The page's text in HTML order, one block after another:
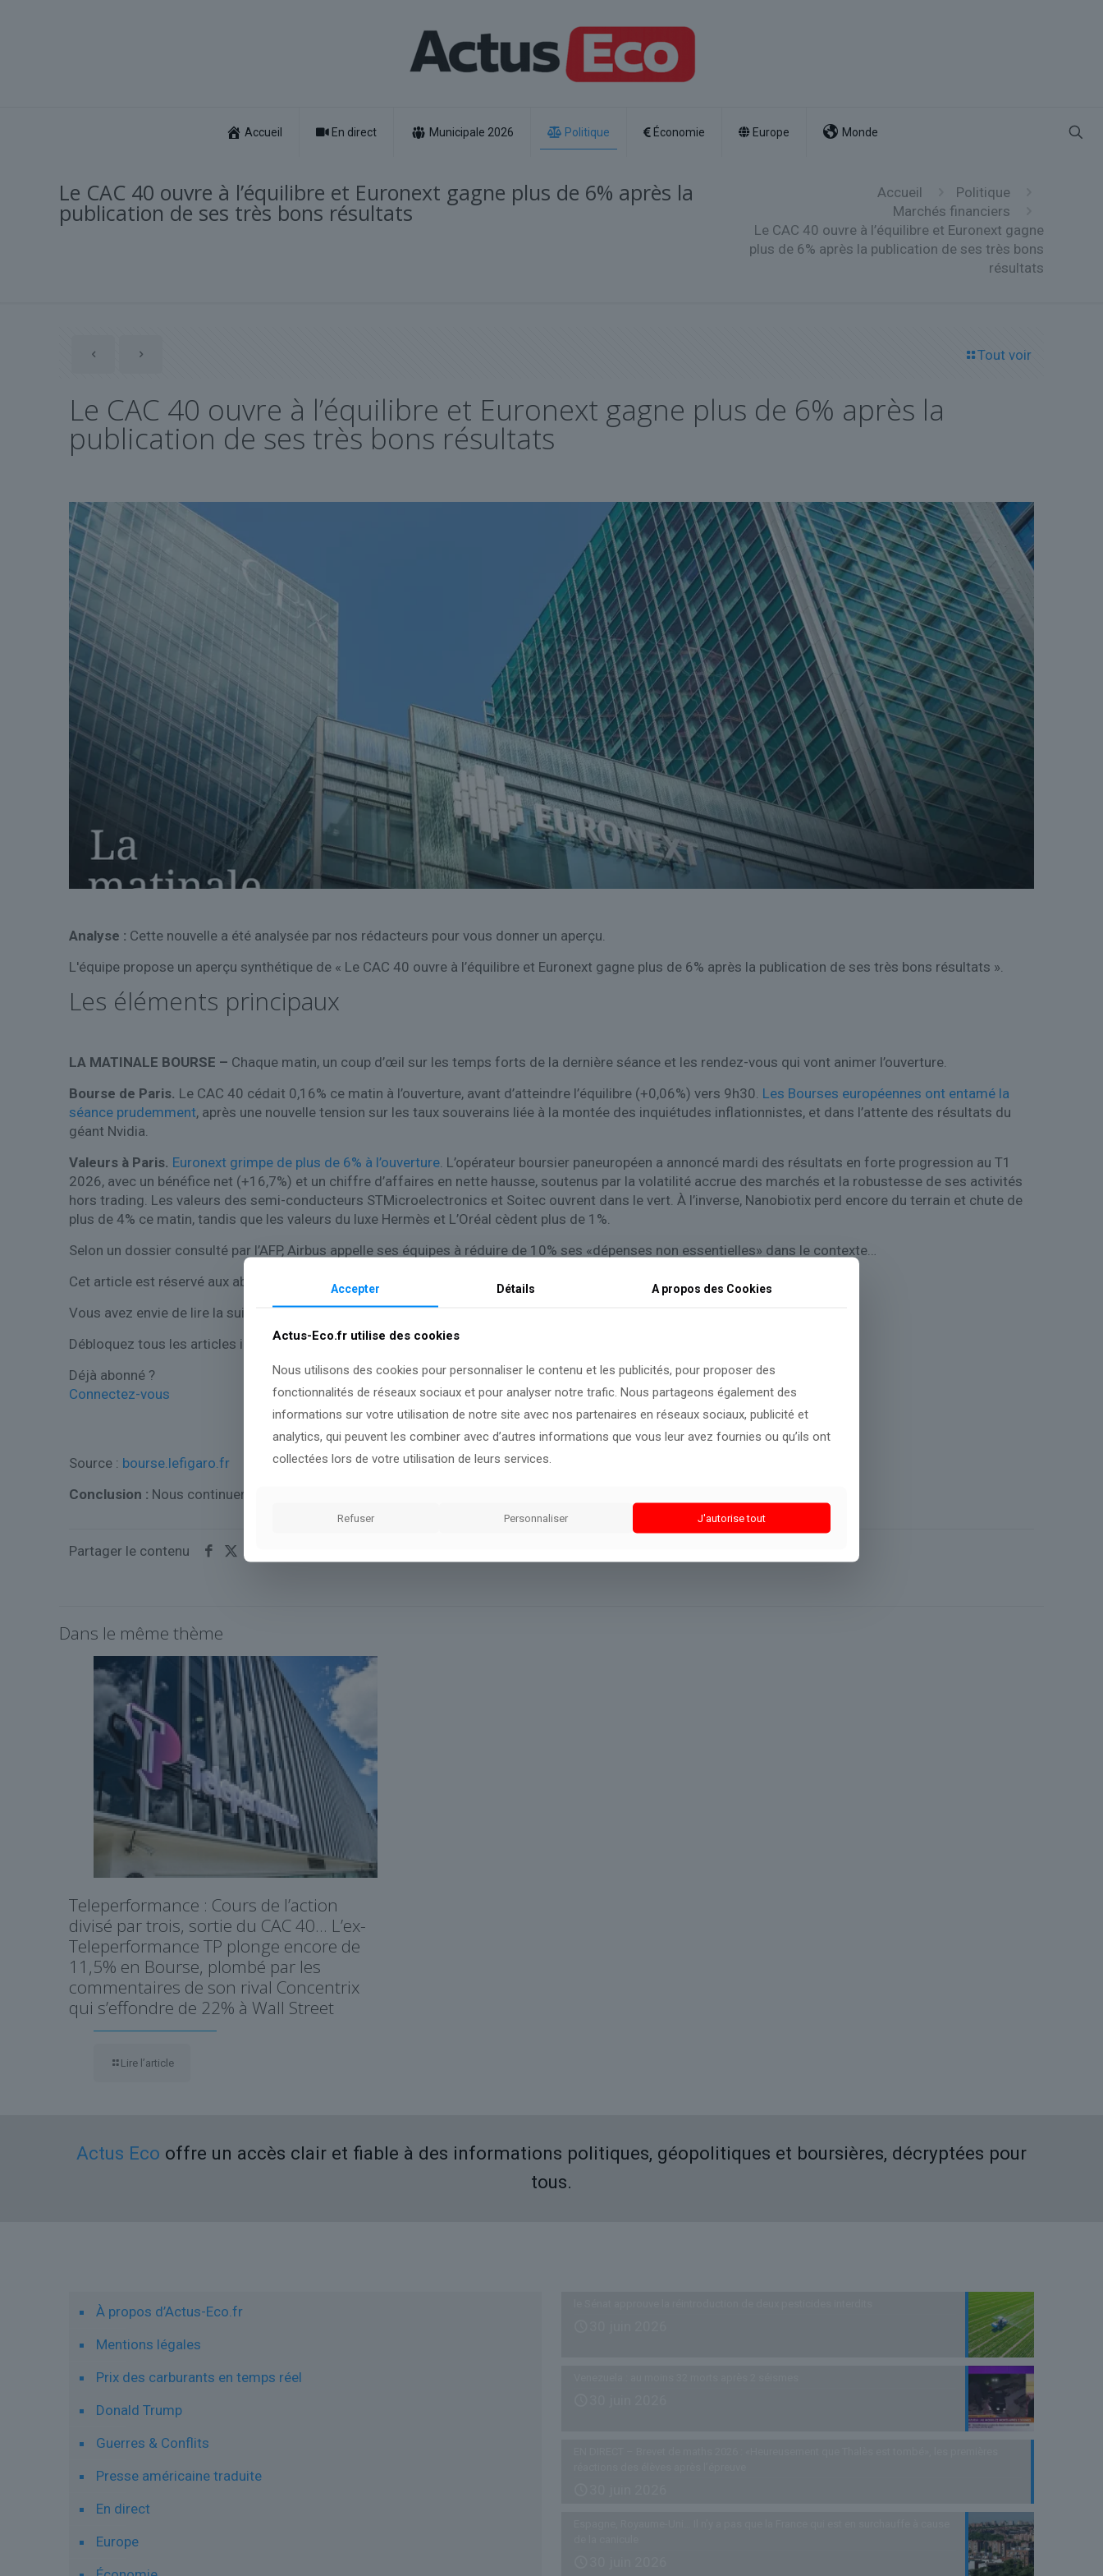
Accueil En direct Municipale 2026 Politique Économie Europe Monde
Le CAC 40 ouvre à l’équilibre et Euronext gagne plus de 6% après la
publication de ses très bons résultats
Accueil
Politique
Marchés financiers
Le CAC 40 ouvre à l’équilibre et Euronext gagne
plus de 6% après la publication de ses très bons
résultats
Tout voir
Le CAC 40 ouvre à l’équilibre et Euronext gagne plus de 6% après la
publication de ses très bons résultats
Analyse : Cette nouvelle a été analysée par nos rédacteurs pour vous donner un aperçu.
L'équipe propose un aperçu synthétique de « Le CAC 40 ouvre à l’équilibre et Euronext gagne plus de 6% après la publication de ses très bons résultats ».
Les éléments principaux
LA MATINALE BOURSE – Chaque matin, un coup d’œil sur les temps forts de la dernière séance et les rendez-vous qui vont animer l’ouverture.
Bourse de Paris. Le CAC 40 cédait 0,16% ce matin à l’ouverture, avant d’atteindre l’équilibre (+0,06%) vers 9h30. Les Bourses européennes ont entamé la
séance prudemment, après une nouvelle tension sur les taux souverains liée à la montée des inquiétudes inflationnistes, et dans l’attente des résultats du
géant Nvidia.
Valeurs à Paris. Euronext grimpe de plus de 6% à l’ouverture . L’opérateur boursier paneuropéen a annoncé mardi des résultats en forte progression au T1
2026, avec un bénéfice net (+16,7%) et un chiffre d’affaires en nette hausse, soutenus par la volatilité accrue des marchés et la robustesse de ses activités
hors trading. Les valeurs des semi-conducteurs STMicroelectronics et Soitec ouvrent dans le vert. À l’inverse, Nanobiotix perd encore du terrain et chute de
plus de 4% ce matin, tandis que les valeurs du luxe Hermès et L’Oréal cèdent plus de 1%.
Selon un dossier consulté par l’AFP, Airbus appelle ses équipes à réduire de 10% ses «dépenses non essentielles» dans le contexte…
Cet article est réservé aux abonnés.
Il vous reste 76% à découvrir.
Vous avez envie de lire la suite ?
Débloquez tous les articles immédiatement.
Déjà abonné ?
Connectez-vous
Source : bourse.lefigaro.fr
Conclusion : Nous continuerons de surveiller cette situation pour vous informer.
Partager le contenu
Dans le même thème
Teleperformance : Cours de l’action
divisé par trois, sortie du CAC 40… L’ex-
Teleperformance TP plonge encore de
11,5% en Bourse, plombé par les
commentaires de son rival Concentrix
qui s’effondre de 22% à Wall Street
Lire l’article
Actus Eco offre un accès clair et fiable à des informations politiques, géopolitiques et boursières, décryptées pour
tous.
À propos d’Actus-Eco.fr
Mentions légales
Prix des carburants en temps réel
Donald Trump
Guerres & Conflits
Presse américaine traduite
En direct
Europe
Accepter Détails A propos des Cookies
Actus-Eco.fr utilise des cookies
Nous utilisons des cookies pour personnaliser le contenu et les publicités, pour proposer des
fonctionnalités de réseaux sociaux et pour analyser notre trafic. Nous partageons également des
informations sur votre utilisation de notre site avec nos partenaires en réseaux sociaux, publicité et
analytics, qui peuvent les combiner avec d’autres informations que vous leur avez fournies ou qu’ils ont
collectées lors de votre utilisation de leurs services.
Refuser Personnaliser J'autorise tout